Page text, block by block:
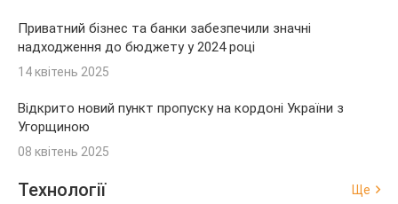
Приватний бізнес та банки забезпечили значні
надходження до бюджету у 2024 році
14 квітень 2025
Відкрито новий пункт пропуску на кордоні України з
Угорщиною
08 квітень 2025
Технології Ще